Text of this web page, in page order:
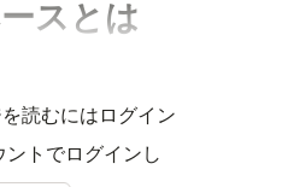
スとは
読むにはログイン
トでログインし